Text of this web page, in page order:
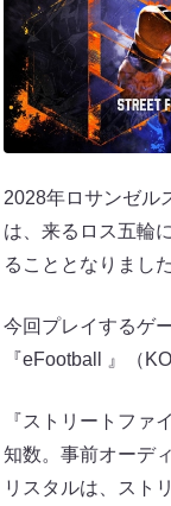
2028年ロサンゼル
は、来るロス五輪
ることとなりました
今回プレイするゲ
『eFootball 』（
『ストリートファ
知数。事前オーデ
リスタルは、スト